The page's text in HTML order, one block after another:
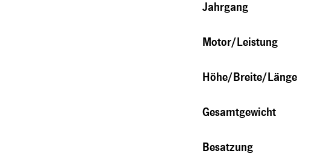
Jahrgang
Motor/Leistung
Höhe/Breite/Länge
Gesamtgewicht
Besatzung